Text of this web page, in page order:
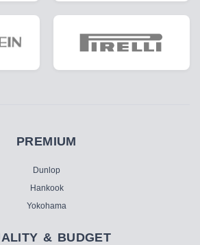
PREMIUM
Dunlop
Hankook
Yokohama
& BUDGET